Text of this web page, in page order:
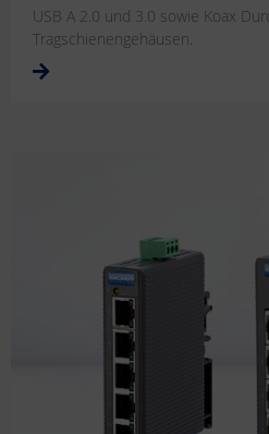
USB A 2.0 und 3.0 sowie Koax
Tragschienengehäusen.